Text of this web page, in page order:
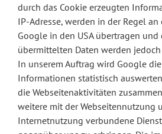
durch das Cookie erzeugten
IP-Adresse, werden in der Regel
Google in den USA übertragen und
übermittelten Daten werden
In unserem Auftrag wird Google
Informationen statistisch
die Webseitenaktivitäten
weitere mit der Webseitennutzung
Internetnutzung verbundene